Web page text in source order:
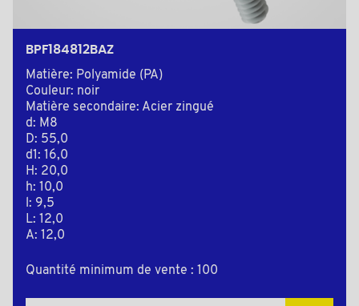
BPF184812BAZ
Matière: Polyamide (PA)
Couleur: noir
Matière secondaire: Acier zingué
d: M8
D: 55,0
d1: 16,0
H: 20,0
h: 10,0
l: 9,5
L: 12,0
A: 12,0
Quantité minimum de vente : 100